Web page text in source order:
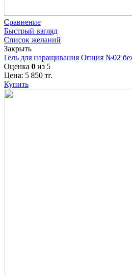
Сравнение
Быстрый взгляд
Список желаний
Закрыть
Гель для наращивания Опция №02
Оценка 0 из 5
Цена: 5 850 тг.
Купить